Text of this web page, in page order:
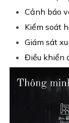
Cảnh báo
Kiểm soát
Giám sát
Điều khiển